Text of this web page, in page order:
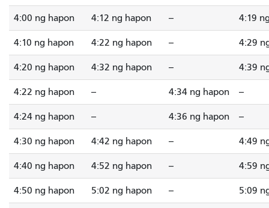
4:00 ng hapon 4:12 ng hapon -- 4:19
4:10 ng hapon 4:22 ng hapon -- 4:29
4:20 ng hapon 4:32 ng hapon -- 4:39
4:22 ng hapon -- 4:34 ng hapon --
4:24 ng hapon -- 4:36 ng hapon --
4:30 ng hapon 4:42 ng hapon -- 4:49
4:40 ng hapon 4:52 ng hapon -- 4:59
4:50 ng hapon 5:02 ng hapon -- 5:09